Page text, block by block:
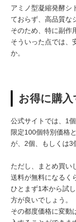
アミノ型凝縮発酵シ
ておらず、高品質な
そのため、特に副作
そういった点では、
か。
お得に購入
公式サイトでは、1
限定100個特別価格
が、2個、もしくは3
ただし、まとめ買い
送料が無料になるく
ひとまず1本から試
方が良いでしょう。
その都度価格に変動